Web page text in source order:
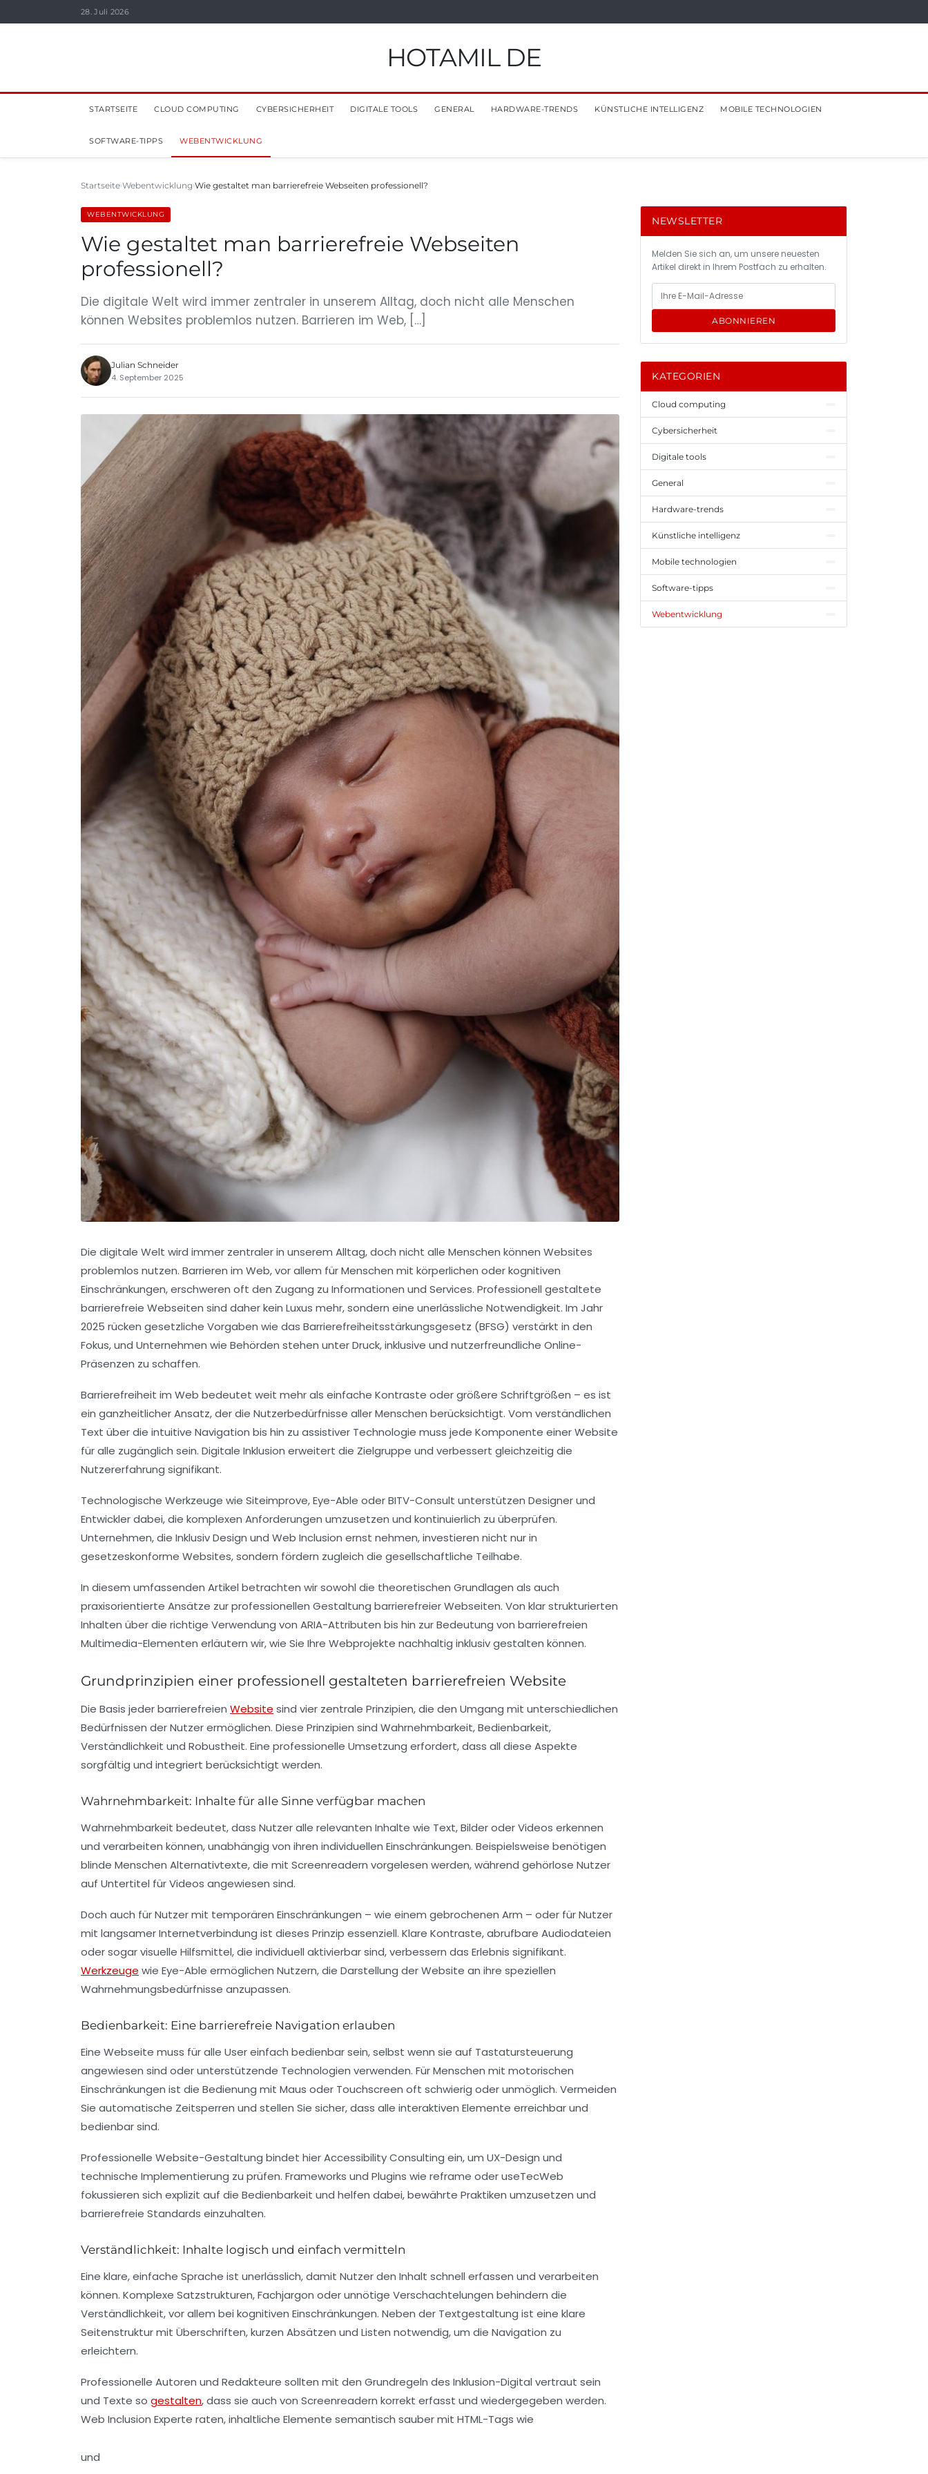
28. Juli 2026
HOTAMIL DE
STARTSEITE CLOUD COMPUTING CYBERSICHERHEIT DIGITALE TOOLS GENERAL HARDWARE-TRENDS KÜNSTLICHE INTELLIGENZ MOBILE TECHNOLOGIEN
SOFTWARE-TIPPS WEBENTWICKLUNG
Startseite Webentwicklung Wie gestaltet man barrierefreie Webseiten professionell?
WEBENTWICKLUNG
Wie gestaltet man barrierefreie Webseiten
professionell?
Die digitale Welt wird immer zentraler in unserem Alltag, doch nicht alle Menschen
können Websites problemlos nutzen. Barrieren im Web, […]
Julian Schneider
4. September 2025
Die digitale Welt wird immer zentraler in unserem Alltag, doch nicht alle Menschen können Websites
problemlos nutzen. Barrieren im Web, vor allem für Menschen mit körperlichen oder kognitiven
Einschränkungen, erschweren oft den Zugang zu Informationen und Services. Professionell gestaltete
barrierefreie Webseiten sind daher kein Luxus mehr, sondern eine unerlässliche Notwendigkeit. Im Jahr
2025 rücken gesetzliche Vorgaben wie das Barrierefreiheitsstärkungsgesetz (BFSG) verstärkt in den
Fokus, und Unternehmen wie Behörden stehen unter Druck, inklusive und nutzerfreundliche Online-
Präsenzen zu schaffen.
Barrierefreiheit im Web bedeutet weit mehr als einfache Kontraste oder größere Schriftgrößen – es ist
ein ganzheitlicher Ansatz, der die Nutzerbedürfnisse aller Menschen berücksichtigt. Vom verständlichen
Text über die intuitive Navigation bis hin zu assistiver Technologie muss jede Komponente einer Website
für alle zugänglich sein. Digitale Inklusion erweitert die Zielgruppe und verbessert gleichzeitig die
Nutzererfahrung signifikant.
Technologische Werkzeuge wie Siteimprove, Eye-Able oder BITV-Consult unterstützen Designer und
Entwickler dabei, die komplexen Anforderungen umzusetzen und kontinuierlich zu überprüfen.
Unternehmen, die Inklusiv Design und Web Inclusion ernst nehmen, investieren nicht nur in
gesetzeskonforme Websites, sondern fördern zugleich die gesellschaftliche Teilhabe.
In diesem umfassenden Artikel betrachten wir sowohl die theoretischen Grundlagen als auch
praxisorientierte Ansätze zur professionellen Gestaltung barrierefreier Webseiten. Von klar strukturierten
Inhalten über die richtige Verwendung von ARIA-Attributen bis hin zur Bedeutung von barrierefreien
Multimedia-Elementen erläutern wir, wie Sie Ihre Webprojekte nachhaltig inklusiv gestalten können.
Grundprinzipien einer professionell gestalteten barrierefreien Website
Die Basis jeder barrierefreien Website sind vier zentrale Prinzipien, die den Umgang mit unterschiedlichen
Bedürfnissen der Nutzer ermöglichen. Diese Prinzipien sind Wahrnehmbarkeit, Bedienbarkeit,
Verständlichkeit und Robustheit. Eine professionelle Umsetzung erfordert, dass all diese Aspekte
sorgfältig und integriert berücksichtigt werden.
Wahrnehmbarkeit: Inhalte für alle Sinne verfügbar machen
Wahrnehmbarkeit bedeutet, dass Nutzer alle relevanten Inhalte wie Text, Bilder oder Videos erkennen
und verarbeiten können, unabhängig von ihren individuellen Einschränkungen. Beispielsweise benötigen
blinde Menschen Alternativtexte, die mit Screenreadern vorgelesen werden, während gehörlose Nutzer
auf Untertitel für Videos angewiesen sind.
Doch auch für Nutzer mit temporären Einschränkungen – wie einem gebrochenen Arm – oder für Nutzer
mit langsamer Internetverbindung ist dieses Prinzip essenziell. Klare Kontraste, abrufbare Audiodateien
oder sogar visuelle Hilfsmittel, die individuell aktivierbar sind, verbessern das Erlebnis signifikant.
Werkzeuge wie Eye-Able ermöglichen Nutzern, die Darstellung der Website an ihre speziellen
Wahrnehmungsbedürfnisse anzupassen.
Bedienbarkeit: Eine barrierefreie Navigation erlauben
Eine Webseite muss für alle User einfach bedienbar sein, selbst wenn sie auf Tastatursteuerung
angewiesen sind oder unterstützende Technologien verwenden. Für Menschen mit motorischen
Einschränkungen ist die Bedienung mit Maus oder Touchscreen oft schwierig oder unmöglich. Vermeiden
Sie automatische Zeitsperren und stellen Sie sicher, dass alle interaktiven Elemente erreichbar und
bedienbar sind.
Professionelle Website-Gestaltung bindet hier Accessibility Consulting ein, um UX-Design und
technische Implementierung zu prüfen. Frameworks und Plugins wie reframe oder useTecWeb
fokussieren sich explizit auf die Bedienbarkeit und helfen dabei, bewährte Praktiken umzusetzen und
barrierefreie Standards einzuhalten.
Verständlichkeit: Inhalte logisch und einfach vermitteln
Eine klare, einfache Sprache ist unerlässlich, damit Nutzer den Inhalt schnell erfassen und verarbeiten
können. Komplexe Satzstrukturen, Fachjargon oder unnötige Verschachtelungen behindern die
Verständlichkeit, vor allem bei kognitiven Einschränkungen. Neben der Textgestaltung ist eine klare
Seitenstruktur mit Überschriften, kurzen Absätzen und Listen notwendig, um die Navigation zu
erleichtern.
Professionelle Autoren und Redakteure sollten mit den Grundregeln des Inklusion-Digital vertraut sein
und Texte so gestalten, dass sie auch von Screenreadern korrekt erfasst und wiedergegeben werden.
Web Inclusion Experte raten, inhaltliche Elemente semantisch sauber mit HTML-Tags wie
und
NEWSLETTER
Melden Sie sich an, um unsere neuesten
Artikel direkt in Ihrem Postfach zu erhalten.
ABONNIEREN
KATEGORIEN
Cloud computing
Cybersicherheit
Digitale tools
General
Hardware-trends
Künstliche intelligenz
Mobile technologien
Software-tipps
Webentwicklung